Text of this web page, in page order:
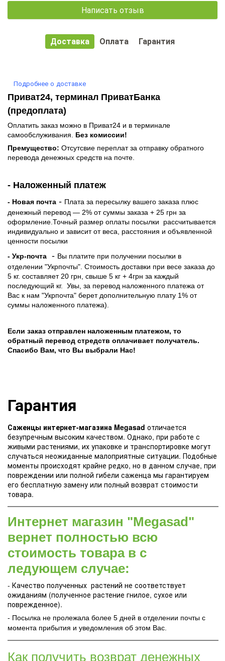
Написать отзыв
Доставка Оплата Гарантия
Подробнее о доставке
Приват24, терминал ПриватБанка
(предоплата)
Оплатить заказ можно в Приват24 и в терминале
самообслуживания. Без комиссии!
Премущество: Отсутсвие переплат за отправку обратного
перевода денежных средств на почте.
- Наложенный платеж
- Новая почта - Плата за пересылку вашего заказа плюс
денежный перевод — 2% от суммы заказа + 25 грн за
оформление.Точный размер оплаты посылки рассчитывается
индивидуально и зависит от веса, расстояния и объявленной
ценности посылки
- Укр-почта
- Вы платите при получении посылки в
отделении "Укрпочты". Стоимость доставки при весе заказа до
5 кг. составляет 20 грн, свыше 5 кг + 4грн за каждый
последующий кг. Увы, за перевод наложенного платежа от
Вас к нам "Укрпочта" берет дополнительную плату 1% от
суммы наложенного платежа).
Если заказ отправлен наложенным платежом, то
обратный перевод стредств оплачивает получатель.
Спасибо Вам, что Вы выбрали Нас!
Гарантия
Саженцы интернет-магазина Megasad отличается
безупречным высоким качеством. Однако, при работе с
живыми растениями, их упаковке и транспортировке могут
случаться неожиданные малоприятные ситуации. Подобные
моменты происходят крайне редко, но в данном случае, при
повреждении или полной гибели саженца мы гарантируем
его бесплатную замену или полный возврат стоимости
товара.
Интернет магазин "Megasad"
вернет полностью всю
стоимость товара в с
ледующем случае:
- Качество полученных растений не соответствует
ожиданиям (полученное растение гнилое, сухое или
поврежденное).
- Посылка не пролежала более 5 дней в отделении почты с
момента прибытия и уведомления об этом Вас.
Как получить возврат денежных